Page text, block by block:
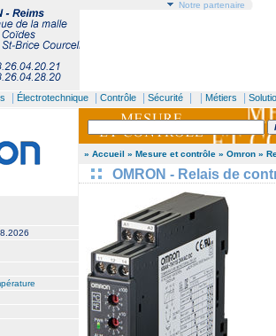
Notre partenaire
Électrotechnique Contrôle Sécurité Métiers
» Accueil » Mesure et contrôle » Omron »
OMRON - Relais de